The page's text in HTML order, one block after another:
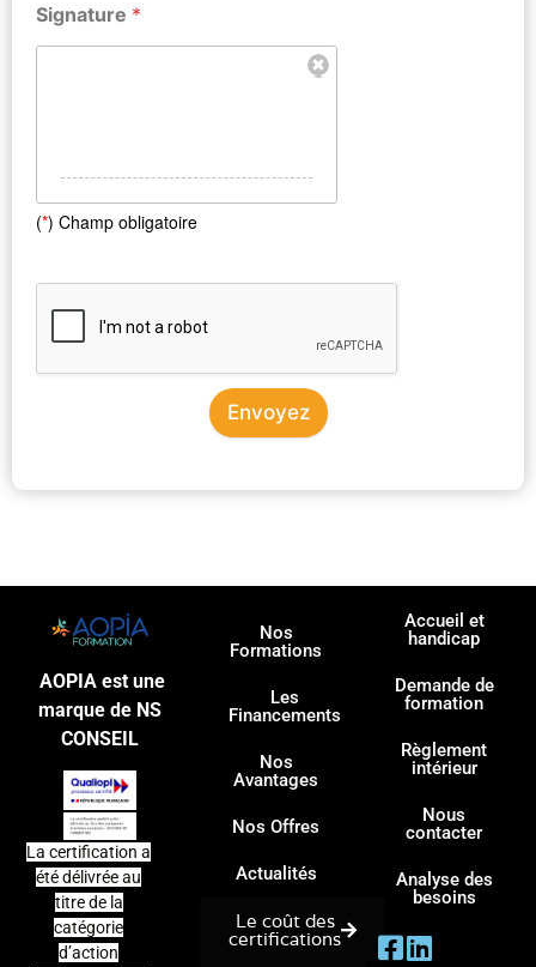
Signature *
(*) Champ obligatoire
Envoyez
AOPIA est une
marque de NS
CONSEIL
La certification a
été délivrée au
titre de la
catégorie
d’action
Nos
Formations
Les
Financements
Nos
Avantages
Nos Offres
Actualités
Le coût des
certifications
Accueil et
handicap
Demande de
formation
Règlement
intérieur
Nous
contacter
Analyse des
besoins